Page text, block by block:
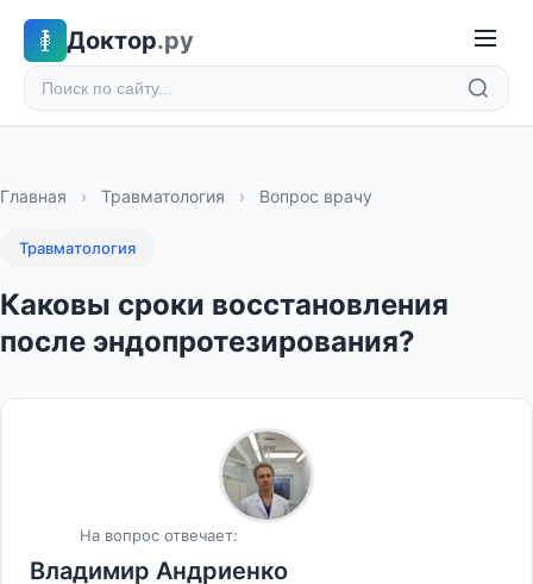
Доктор.ру
Главная › Травматология › Вопрос врачу
Травматология
Каковы сроки восстановления
после эндопротезирования?
На вопрос отвечает:
Владимир Андриенко